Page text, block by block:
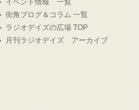
イベント情報 一覧
街角ブログ＆コラム 一覧
ラジオデイズの広場 TOP
月刊ラジオデイズ アーカイブ